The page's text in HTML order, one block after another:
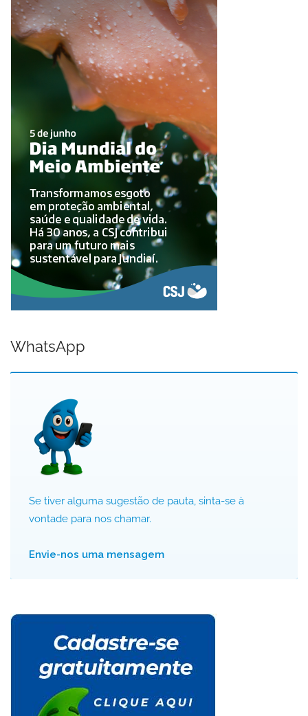
WhatsApp
Se tiver alguma sugestão de pauta, sinta-se à
vontade para nos chamar.
Envie-nos uma mensagem